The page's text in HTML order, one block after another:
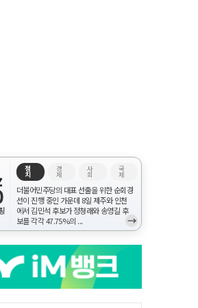
정
치
경
제
사
회
국
제
더불어민주당의 대표 선출을 위한 순회경
선이 진행 중인 가운데 8일 제주와 인천
에서 김민석 후보가 정청래와 송영길 후
보를 각각 47.75%의 ...
→